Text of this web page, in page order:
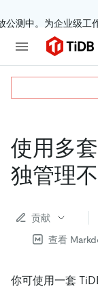
公测中。为企业级工
使用多
独管理
贡献
查看
你可使用一套